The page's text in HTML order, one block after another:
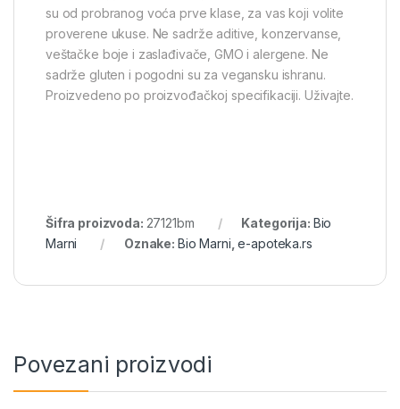
su od probranog voća prve klase, za vas koji volite
proverene ukuse. Ne sadrže aditive, konzervanse,
veštačke boje i zaslađivače, GMO i alergene. Ne
sadrže gluten i pogodni su za vegansku ishranu.
Proizvedeno po proizvođačkoj specifikaciji. Uživajte.
Šifra proizvoda: 27121bm Kategorija: Bio
Marni
Oznake: Bio Marni ,e-apoteka.rs
Povezani proizvodi